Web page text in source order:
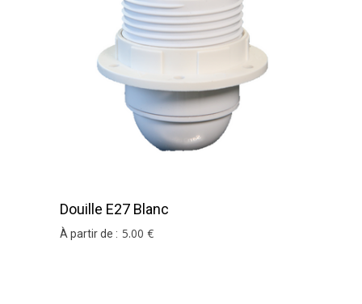
Douille E27 Blanc
À partir de : 5.00 €